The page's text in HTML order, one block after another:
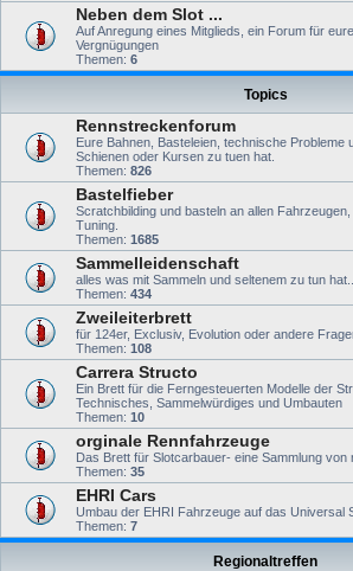
Neben dem Slot ...
Auf Anregung eines Mitglieds, ein Forum für
Vergnügungen
Themen: 6
Topics
Rennstreckenforum
Eure Bahnen, Basteleien, technische Probleme
Schienen oder Kursen zu tuen hat.
Themen: 826
Bastelfieber
Scratchbilding und basteln an allen
Tuning.
Themen: 1685
Sammelleidenschaft
alles was mit Sammeln und seltenem zu tun hat..
Themen: 434
Zweileiterbrett
für 124er, Exclusiv, Evolution oder andere
Themen: 108
Carrera Structo
Ein Brett für die Ferngesteuerten Modelle der
Technisches, Sammelwürdiges und Umbauten
Themen: 10
orginale Rennfahrzeuge
Das Brett für Slotcarbauer- eine Sammlung von
Themen: 35
EHRI Cars
Umbau der EHRI Fahrzeuge auf das Universal
Themen: 7
Regionaltreffen